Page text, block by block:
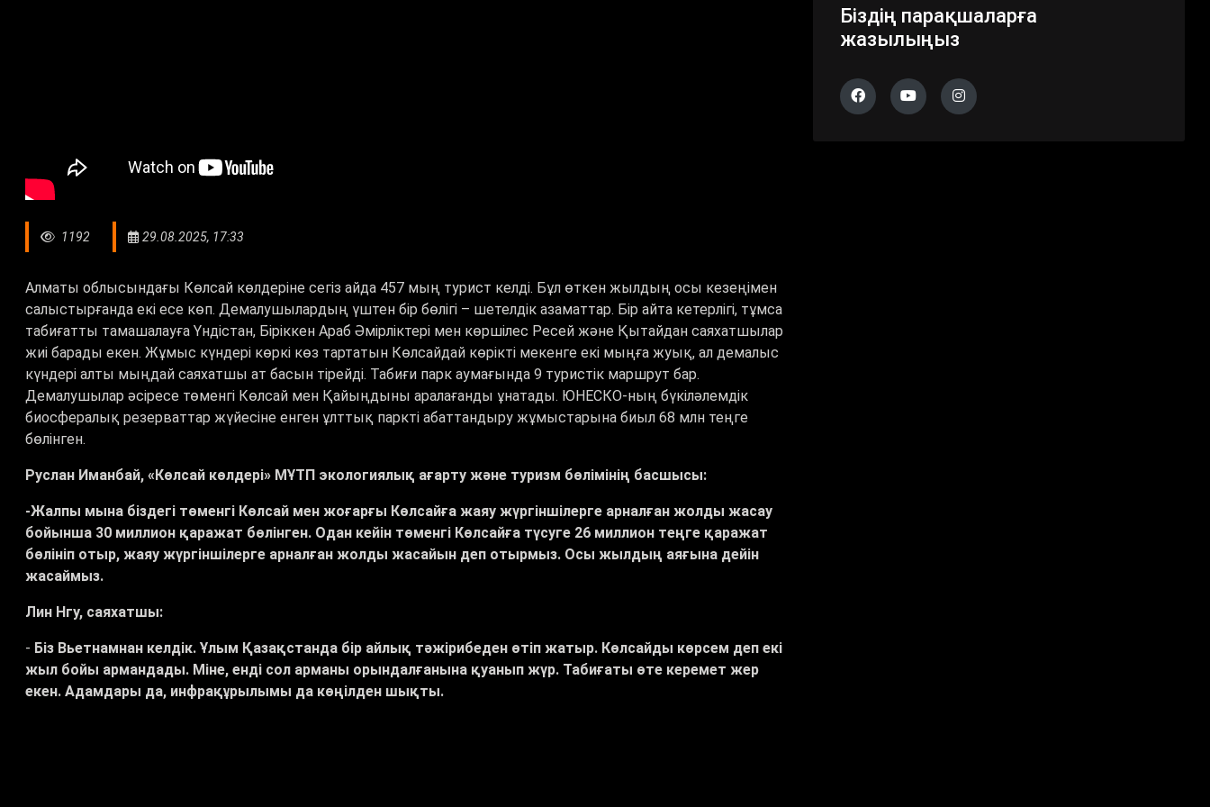
1192 29.08.2025, 17:33
Алматы облысындағы Көлсай көлдеріне сегіз айда 457 мың турист келді. Бұл өткен жылдың осы кезеңімен
салыстырғанда екі есе көп. Демалушылардың үштен бір бөлігі – шетелдік азаматтар. Бір айта кетерлігі, тұмса
табиғатты тамашалауға Үндістан, Біріккен Араб Әмірліктері мен көршілес Ресей және Қытайдан саяхатшылар
жиі барады екен. Жұмыс күндері көркі көз тартатын Көлсайдай көрікті мекенге екі мыңға жуық, ал демалыс
күндері алты мыңдай саяхатшы ат басын тірейді. Табиғи парк аумағында 9 туристік маршрут бар.
Демалушылар әсіресе төменгі Көлсай мен Қайыңдыны аралағанды ұнатады. ЮНЕСКО-ның бүкіләлемдік
биосфералық резерваттар жүйесіне енген ұлттық паркті абаттандыру жұмыстарына биыл 68 млн теңге
бөлінген.
Руслан Иманбай, «Көлсай көлдері» МҰТП экологиялық ағарту және туризм бөлімінің басшысы:
-Жалпы мына біздегі төменгі Көлсай мен жоғарғы Көлсайға жаяу жүргіншілерге арналған жолды жасау
бойынша 30 миллион қаражат бөлінген. Одан кейін төменгі Көлсайға түсуге 26 миллион теңге қаражат
бөлініп отыр, жаяу жүргіншілерге арналған жолды жасайын деп отырмыз. Осы жылдың аяғына дейін
жасаймыз.
Лин Нгу, саяхатшы:
- Біз Вьетнамнан келдік. Ұлым Қазақстанда бір айлық тәжірибеден өтіп жатыр. Көлсайды көрсем деп екі
жыл бойы армандады. Міне, енді сол арманы орындалғанына қуанып жүр. Табиғаты өте керемет жер
екен. Адамдары да, инфрақұрылымы да көңілден шықты.
Біздің парақшаларға
жазылыңыз